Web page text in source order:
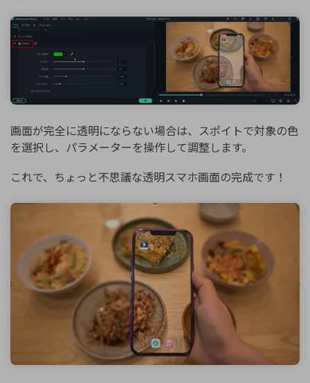
画面が完全に透明にならない場合は、スポイトで対象の色
を選択し、パラメーターを操作して調整します。
これで、ちょっと不思議な透明スマホ画面の完成です！